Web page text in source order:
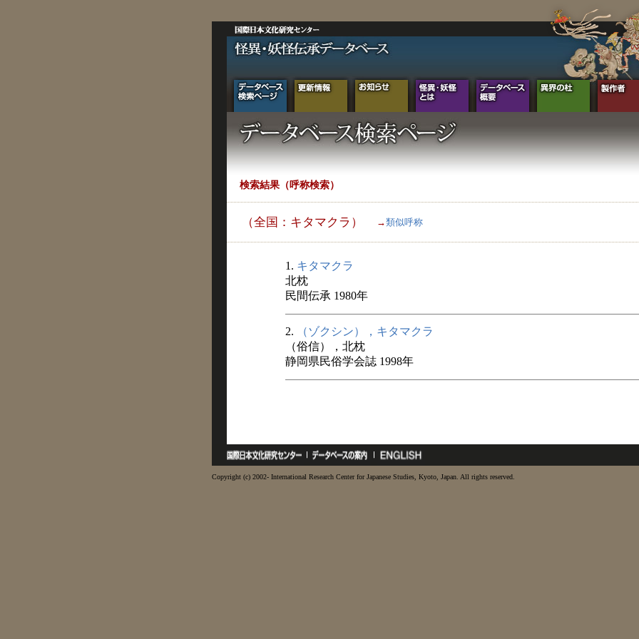
検索結果（呼称検索）
（全国：キタマクラ） →類似呼称
1. キタマクラ
北枕
民間伝承 1980年
2.
（ゾクシン），キタマクラ
（俗信），北枕
静岡県民俗学会誌 1998年
Copyright (c) 2002- International Research Center for Japanese Studies, Kyoto, Japan. All rights reserved.